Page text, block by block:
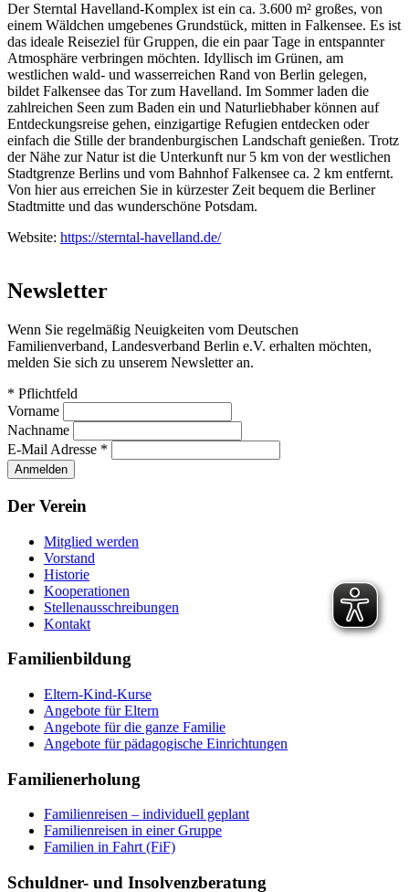
Der Sterntal Havelland-Komplex ist ein ca. 3.600 m² großes, von
einem Wäldchen umgebenes Grundstück, mitten in Falkensee. Es ist
das ideale Reiseziel für Gruppen, die ein paar Tage in entspannter
Atmosphäre verbringen möchten. Idyllisch im Grünen, am
westlichen wald- und wasserreichen Rand von Berlin gelegen,
bildet Falkensee das Tor zum Havelland. Im Sommer laden die
zahlreichen Seen zum Baden ein und Naturliebhaber können auf
Entdeckungsreise gehen, einzigartige Refugien entdecken oder
einfach die Stille der brandenburgischen Landschaft genießen. Trotz
der Nähe zur Natur ist die Unterkunft nur 5 km von der westlichen
Stadtgrenze Berlins und vom Bahnhof Falkensee ca. 2 km entfernt.
Von hier aus erreichen Sie in kürzester Zeit bequem die Berliner
Stadtmitte und das wunderschöne Potsdam.
Website: https://sterntal-havelland.de/
Newsletter
Wenn Sie regelmäßig Neuigkeiten vom Deutschen
Familienverband, Landesverband Berlin e.V. erhalten möchten,
melden Sie sich zu unserem Newsletter an.
* Pflichtfeld
Vorname
Nachname
E-Mail Adresse *
Der Verein
Mitglied werden
Vorstand
Historie
Kooperationen
Stellenausschreibungen
Kontakt
Familienbildung
Eltern-Kind-Kurse
Angebote für Eltern
Angebote für die ganze Familie
Angebote für pädagogische Einrichtungen
Familienerholung
Familienreisen – individuell geplant
Familienreisen in einer Gruppe
Familien in Fahrt (FiF)
Schuldner- und Insolvenzberatung